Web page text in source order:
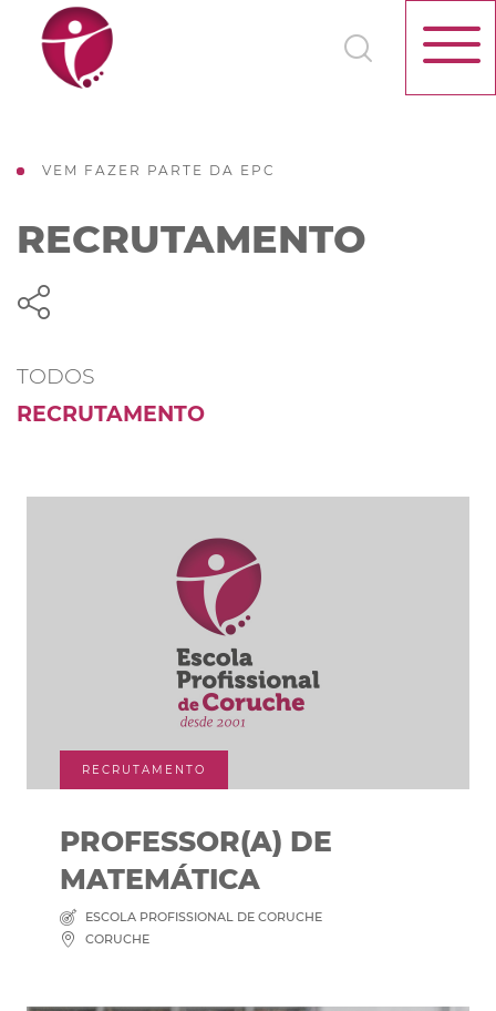
VEM FAZER PARTE DA EPC
RECRUTAMENTO
TODOS
RECRUTAMENTO
RECRUTAMENTO
PROFESSOR(A) DE
MATEMÁTICA
ESCOLA PROFISSIONAL DE CORUCHE
CORUCHE